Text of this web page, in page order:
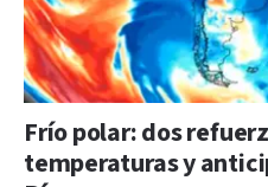
Frío polar: dos
temperaturas y